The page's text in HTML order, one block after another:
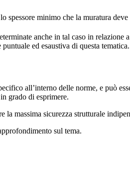
spessore minimo che la muratura
anche in tal caso in
ed esaustiva di questa tematica.
all’interno delle norme, e può
grado di esprimere.
massima sicurezza strutturale
sul tema.